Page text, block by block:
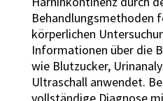
Behandlungsmethoden
körperlichen
Informationen über die
wie Blutzucker,
Ultraschall anwendet.